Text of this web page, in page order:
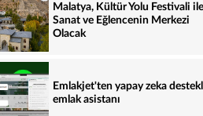
Malatya, Kültür Yolu Festivali ile
Sanat ve Eğlencenin Merkezi
Olacak
Emlakjet'ten yapay zeka
emlak asistanı